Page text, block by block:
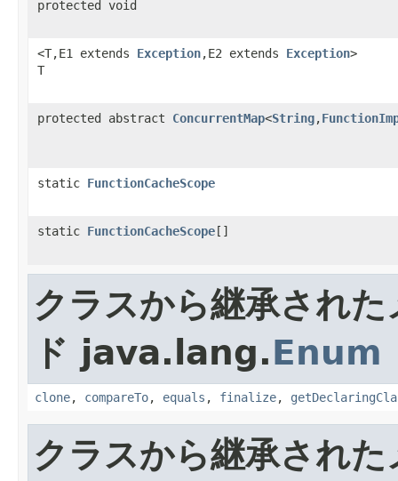
protected void
<T,E1 extends Exception,E2 extends Exception>
T
protected abstract ConcurrentMap<String,
static FunctionCacheScope
static FunctionCacheScope[]
クラスから継承された
ド java.lang.Enum
clone, compareTo, equals , finalize,
クラスから継承された